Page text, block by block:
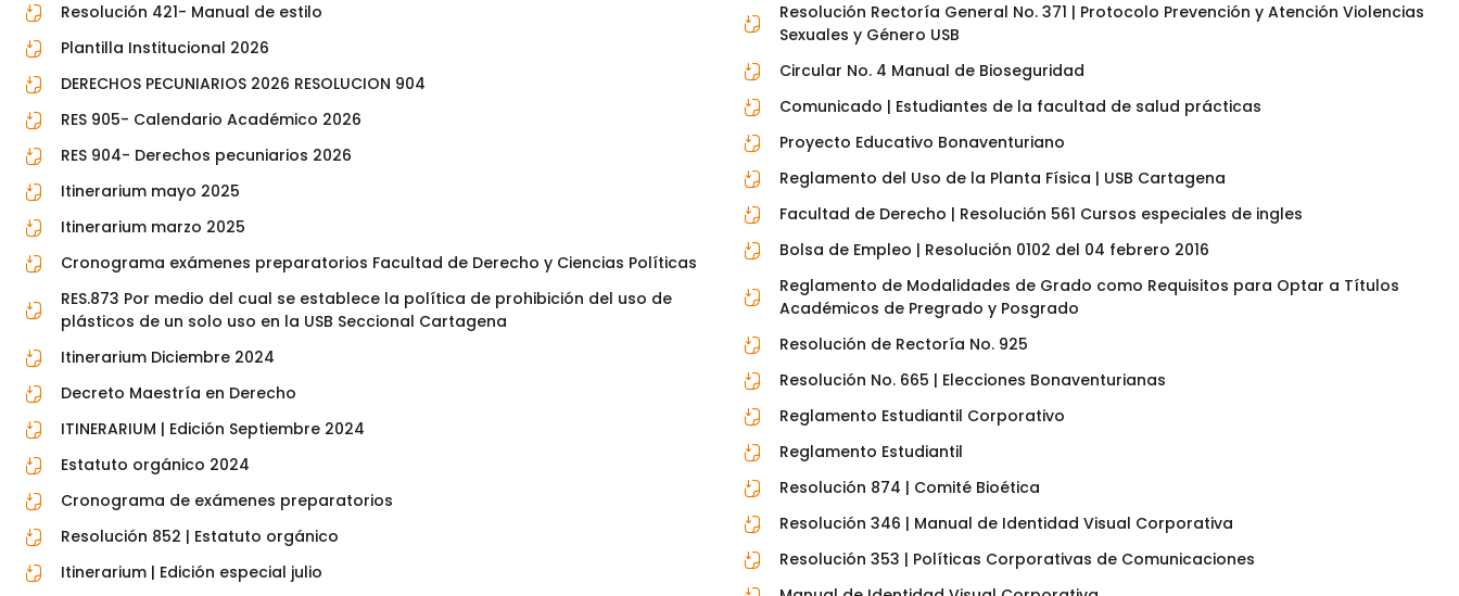
Resolución 421- Manual de estilo
Plantilla Institucional 2026
DERECHOS PECUNIARIOS 2026 RESOLUCION 904
RES 905- Calendario Académico 2026
RES 904- Derechos pecuniarios 2026
Itinerarium mayo 2025
Itinerarium marzo 2025
Cronograma exámenes preparatorios Facultad de Derecho y Ciencias Políticas
RES.873 Por medio del cual se establece la política de prohibición del uso de
plásticos de un solo uso en la USB Seccional Cartagena
Itinerarium Diciembre 2024
Decreto Maestría en Derecho
ITINERARIUM | Edición Septiembre 2024
Estatuto orgánico 2024
Cronograma de exámenes preparatorios
Resolución 852 | Estatuto orgánico
Itinerarium | Edición especial julio
Resolución Rectoría General No. 371 | Protocolo Prevención y Atención Violencias
Sexuales y Género USB
Circular No. 4 Manual de Bioseguridad
Comunicado | Estudiantes de la facultad de salud prácticas
Proyecto Educativo Bonaventuriano
Reglamento del Uso de la Planta Física | USB Cartagena
Facultad de Derecho | Resolución 561 Cursos especiales de ingles
Bolsa de Empleo | Resolución 0102 del 04 febrero 2016
Reglamento de Modalidades de Grado como Requisitos para Optar a Títulos
Académicos de Pregrado y Posgrado
Resolución de Rectoría No. 925
Resolución No. 665 | Elecciones Bonaventurianas
Reglamento Estudiantil Corporativo
Reglamento Estudiantil
Resolución 874 | Comité Bioética
Resolución 346 | Manual de Identidad Visual Corporativa
Resolución 353 | Políticas Corporativas de Comunicaciones